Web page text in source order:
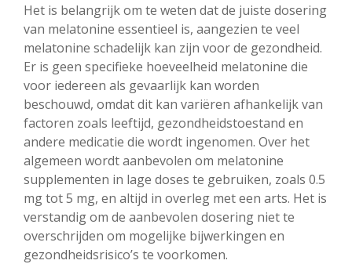
Het is belangrijk om te weten dat de juiste dosering
van melatonine essentieel is, aangezien te veel
melatonine schadelijk kan zijn voor de gezondheid.
Er is geen specifieke hoeveelheid melatonine die
voor iedereen als gevaarlijk kan worden
beschouwd, omdat dit kan variëren afhankelijk van
factoren zoals leeftijd, gezondheidstoestand en
andere medicatie die wordt ingenomen. Over het
algemeen wordt aanbevolen om melatonine
supplementen in lage doses te gebruiken, zoals 0.5
mg tot 5 mg, en altijd in overleg met een arts. Het is
verstandig om de aanbevolen dosering niet te
overschrijden om mogelijke bijwerkingen en
gezondheidsrisico’s te voorkomen.